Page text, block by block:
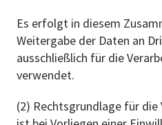
Es erfolgt in diesem
Weitergabe der Daten an
ausschließlich für die
verwendet.
(2) Rechtsgrundlage für